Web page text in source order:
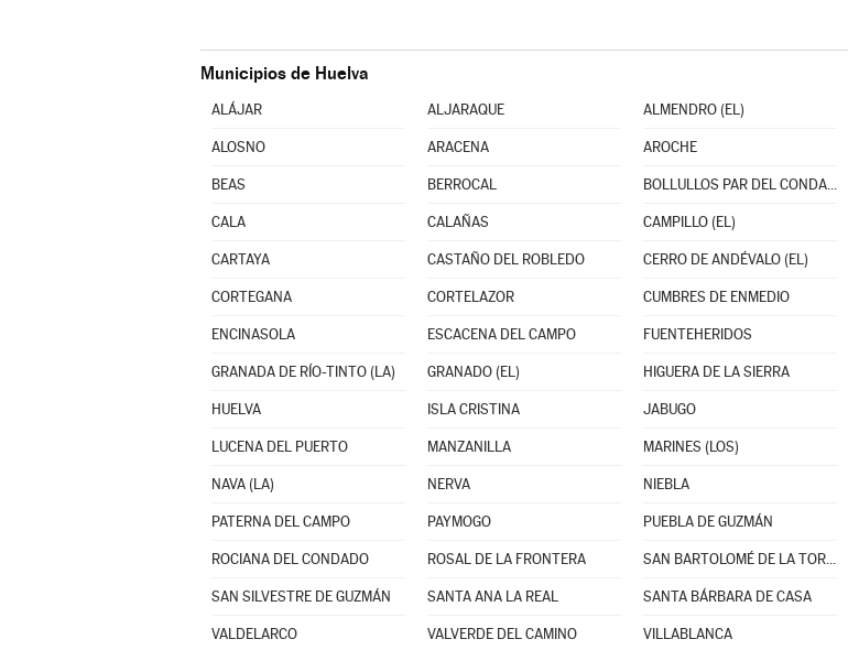
Municipios de Huelva
ALÁJAR ALJARAQUE ALMENDRO (EL)
ALOSNO ARACENA AROCHE
BEAS BERROCAL BOLLULLOS PAR DEL CONDADO
CALA CALAÑAS CAMPILLO (EL)
CARTAYA CASTAÑO DEL ROBLEDO CERRO DE ANDÉVALO (EL)
CORTEGANA CORTELAZOR CUMBRES DE ENMEDIO
ENCINASOLA ESCACENA DEL CAMPO FUENTEHERIDOS
GRANADA DE RÍO-TINTO (LA) GRANADO (EL) HIGUERA DE LA SIERRA
HUELVA ISLA CRISTINA JABUGO
LUCENA DEL PUERTO MANZANILLA MARINES (LOS)
NAVA (LA) NERVA NIEBLA
PATERNA DEL CAMPO PAYMOGO PUEBLA DE GUZMÁN
ROCIANA DEL CONDADO ROSAL DE LA FRONTERA SAN BARTOLOMÉ DE LA TORRE
SAN SILVESTRE DE GUZMÁN SANTA ANA LA REAL SANTA BÁRBARA DE CASA
VALDELARCO VALVERDE DEL CAMINO VILLABLANCA